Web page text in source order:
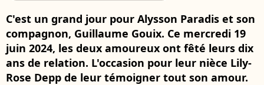
C'est un grand jour pour Alysson Paradis et son
compagnon, Guillaume Gouix. Ce mercredi 19
juin 2024, les deux amoureux ont fêté leurs dix
ans de relation. L'occasion pour leur nièce Lily-
Rose Depp de leur témoigner tout son amour.